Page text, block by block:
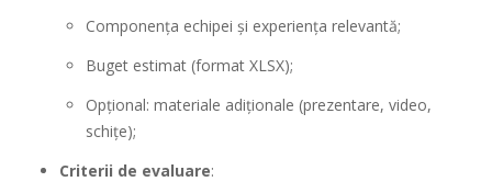
Componența echipei și experiența relevantă;
Buget estimat (format XLSX);
Opțional: materiale adiționale (prezentare, video,
schițe);
Criterii de evaluare: